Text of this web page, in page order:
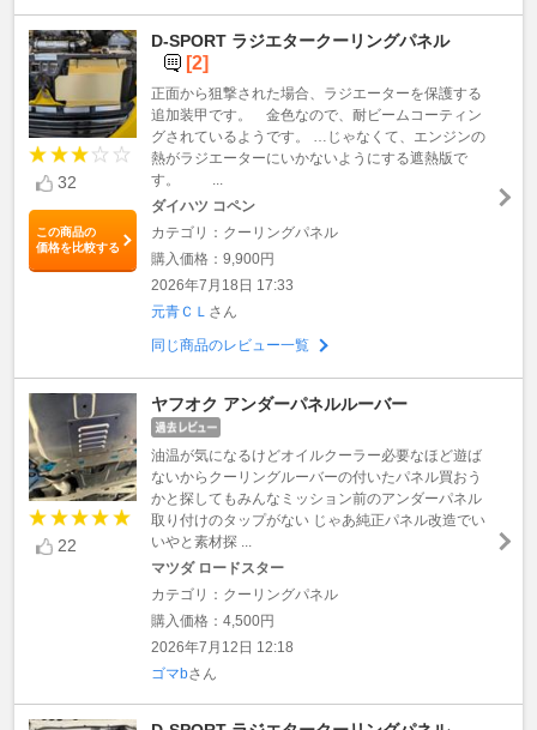
32
この商品の
価格を比較する
D-SPORT ラジエタークーリングパネル
[2]
正面から狙撃された場合、ラジエーターを保護する
追加装甲です。 金色なので、耐ビームコーティン
グされているようです。 …じゃなくて、エンジンの
熱がラジエーターにいかないようにする遮熱版で
す。 ...
ダイハツ コペン
カテゴリ：クーリングパネル
購入価格：9,900円
2026年7月18日 17:33
元青ＣＬ さん
同じ商品のレビュー一覧
22
ヤフオク アンダーパネルルーバー
油温が気になるけどオイルクーラー必要なほど遊ば
ないからクーリングルーバーの付いたパネル買おう
かと探してもみんなミッション前のアンダーパネル
取り付けのタップがない じゃあ純正パネル改造でい
いやと素材探 ...
マツダ ロードスター
カテゴリ：クーリングパネル
購入価格：4,500円
2026年7月12日 12:18
ゴマbさん